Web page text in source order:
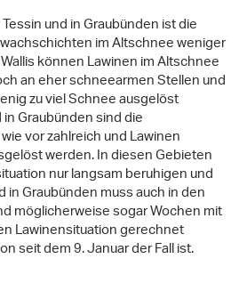
am Montag, 23. Februar am Mont
Combe, VS) auf rund 1900 m an
Lawine ging auf 1300 m auf
zum Col de la Forclaz (Foto: J.L.